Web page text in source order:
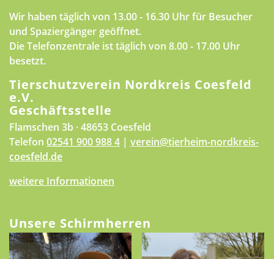
Wir haben täglich von 13.00 - 16.30 Uhr für Besucher
und Spaziergänger geöffnet.
Die Telefonzentrale ist täglich von 8.00 - 17.00 Uhr
besetzt.
Tierschutzverein Nordkreis Coesfeld
e.V.
Geschäftsstelle
Flamschen 3b · 48653 Coesfeld
Telefon 02541 900 988 4 | verein@tierheim-nordkreis-
coesfeld.de
weitere Informationen
Unsere Schirmherren